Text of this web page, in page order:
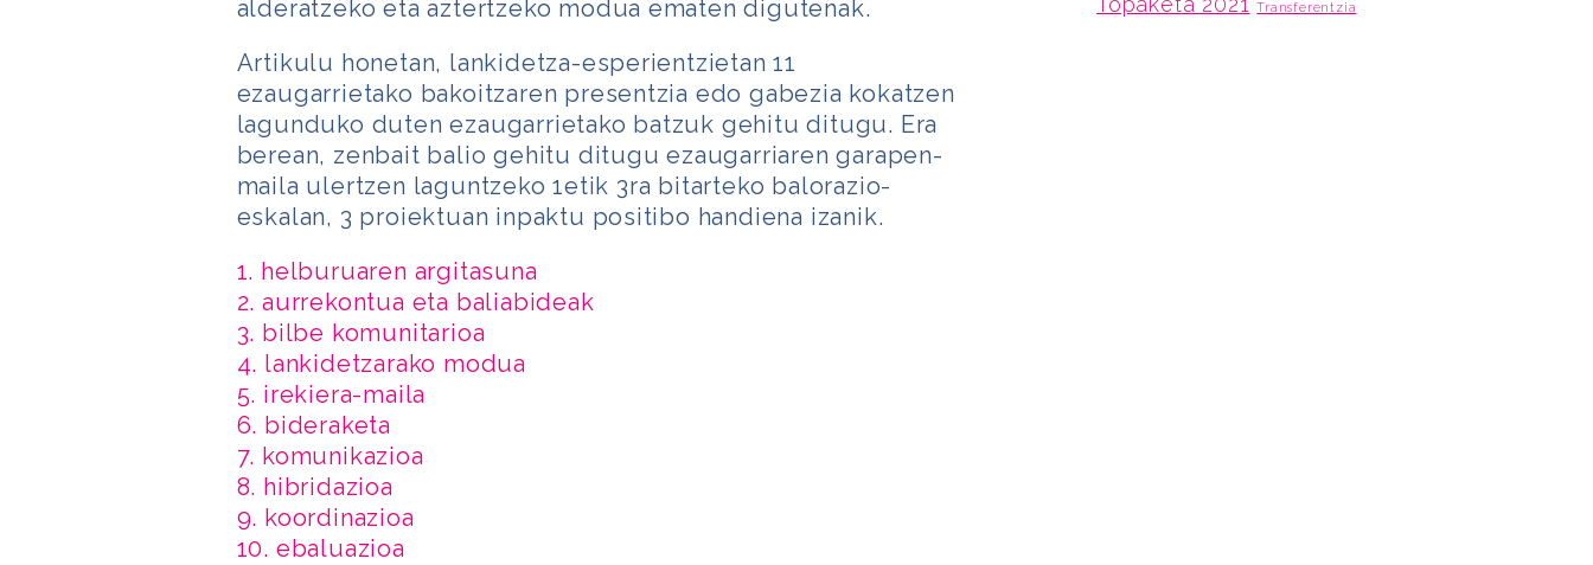
alderatzeko eta aztertzeko modua ematen digutenak.
Artikulu honetan, lankidetza-esperientzietan 11
ezaugarrietako bakoitzaren presentzia edo gabezia kokatzen
lagunduko duten ezaugarrietako batzuk gehitu ditugu. Era
berean, zenbait balio gehitu ditugu ezaugarriaren garapen-
maila ulertzen laguntzeko 1etik 3ra bitarteko balorazio-
eskalan, 3 proiektuan inpaktu positibo handiena izanik.
1. helburuaren argitasuna
2. aurrekontua eta baliabideak
3. bilbe komunitarioa
4. lankidetzarako modua
5. irekiera-maila
6. bideraketa
7. komunikazioa
8. hibridazioa
9. koordinazioa
10. ebaluazioa
Transferentzia